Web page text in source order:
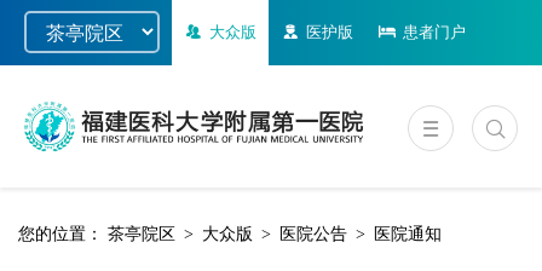
大众版 医护版 患者门户
您的位置： 茶亭院区 > 大众版 > 医院公告 > 医院通知